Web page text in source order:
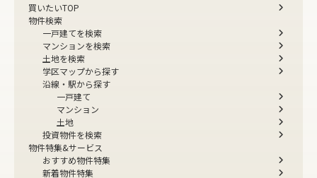
買いたいTOP
物件検索
一戸建てを検索
マンションを検索
土地を検索
学区マップから探す
沿線・駅から探す
一戸建て
マンション
土地
投資物件を検索
物件特集&サービス
おすすめ物件特集
新着物件特集